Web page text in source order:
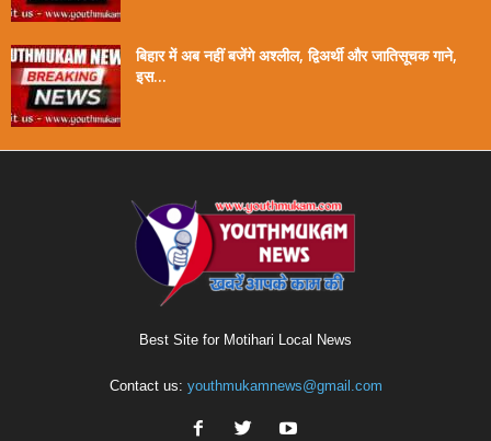
बिहार में अब नहीं बजेंगे अश्लील, द्विअर्थी और जातिसूचक गाने,
इस...
Best Site for Motihari Local News
Contact us: youthmukamnews@gmail.com